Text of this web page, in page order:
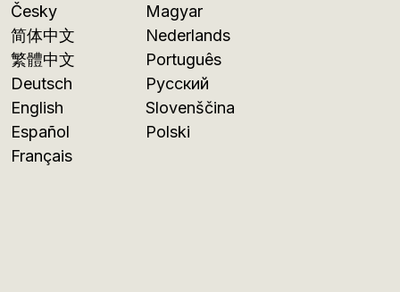
Česky
简体中文
繁體中文
Deutsch
English
Español
Français
Magyar
Nederlands
Português
Русский
Slovenščina
Polski